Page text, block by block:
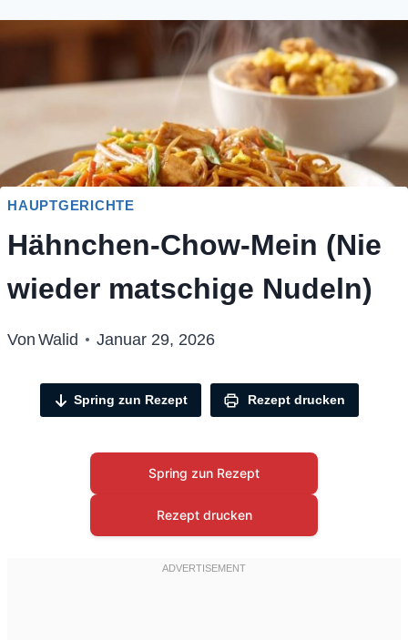
HAUPTGERICHTE
Hähnchen-Chow-Mein (Nie
wieder matschige Nudeln)
Von Walid Januar 29, 2026
Spring zun Rezept Rezept drucken
Spring zun Rezept
Rezept drucken